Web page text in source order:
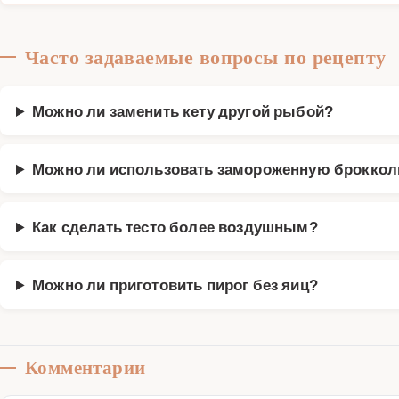
Часто задаваемые вопросы по рецепту
Можно ли заменить кету другой рыбой?
Можно ли использовать замороженную
Как сделать тесто более воздушным?
Можно ли приготовить пирог без яиц?
Комментарии